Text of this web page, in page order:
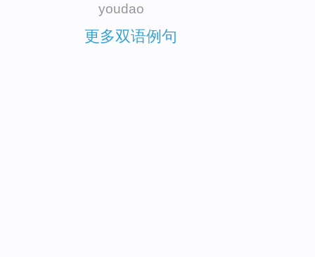
youdao
更多双语例句